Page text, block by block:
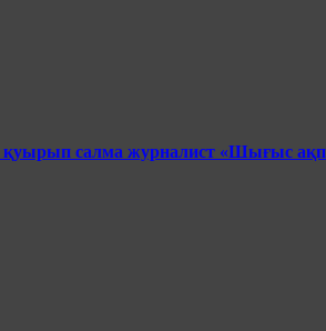
салма журналист «Шығыс